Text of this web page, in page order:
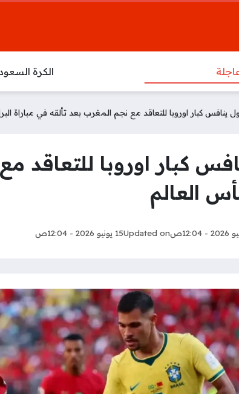
الكرة
ينافس كبار اوروبا للتعاقد مع نجم المغرب بعد تألقه في مباراة
كبار اوروبا للتعاقد
العالم
Updated on15 يونيو 2026 - 12:04ص